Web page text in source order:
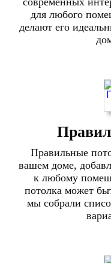
для любого
делают его
Правильные
вашем доме,
к любому
потолка может
мы собрали